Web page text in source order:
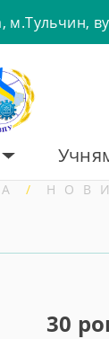
м.Тульчин,
30